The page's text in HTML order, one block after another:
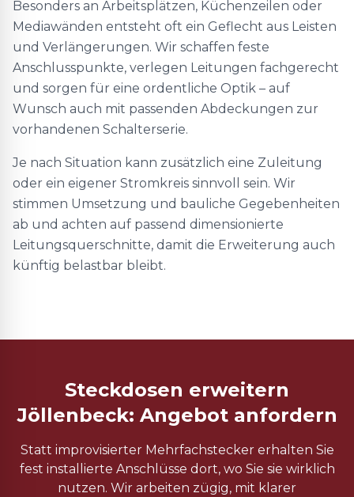
Besonders an Arbeitsplätzen, Küchenzeilen oder
Mediawänden entsteht oft ein Geflecht aus Leisten
und Verlängerungen. Wir schaffen feste
Anschlusspunkte, verlegen Leitungen fachgerecht
und sorgen für eine ordentliche Optik – auf
Wunsch auch mit passenden Abdeckungen zur
vorhandenen Schalterserie.
Je nach Situation kann zusätzlich eine Zuleitung
oder ein eigener Stromkreis sinnvoll sein. Wir
stimmen Umsetzung und bauliche Gegebenheiten
ab und achten auf passend dimensionierte
Leitungsquerschnitte, damit die Erweiterung auch
künftig belastbar bleibt.
Steckdosen erweitern
Jöllenbeck: Angebot anfordern
Statt improvisierter Mehrfachstecker erhalten Sie
fest installierte Anschlüsse dort, wo Sie sie wirklich
nutzen. Wir arbeiten zügig, mit klarer